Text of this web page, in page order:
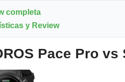
completa
y Review
Pace Pro vs